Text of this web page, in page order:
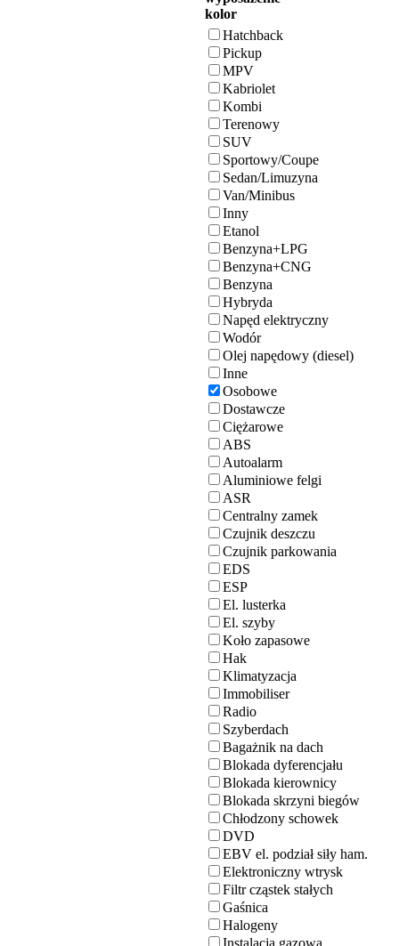
kolor
Hatchback
Pickup
MPV
Kabriolet
Kombi
Terenowy
SUV
Sportowy/Coupe
Sedan/Limuzyna
Van/Minibus
Inny
Etanol
Benzyna+LPG
Benzyna+CNG
Benzyna
Hybryda
Napęd elektryczny
Wodór
Olej napędowy (diesel)
Inne
Osobowe
Dostawcze
Ciężarowe
ABS
Autoalarm
Aluminiowe felgi
ASR
Centralny zamek
Czujnik deszczu
Czujnik parkowania
EDS
ESP
El. lusterka
El. szyby
Koło zapasowe
Hak
Klimatyzacja
Immobiliser
Radio
Szyberdach
Bagażnik na dach
Blokada dyferencjału
Blokada kierownicy
Blokada skrzyni biegów
Chłodzony schowek
DVD
EBV el. podział siły ham.
Elektroniczny wtrysk
Filtr cząstek stałych
Gaśnica
Halogeny